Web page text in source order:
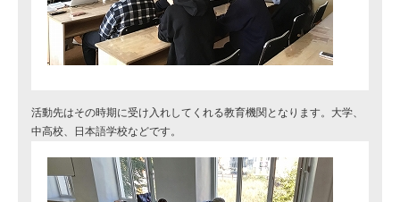
活動先はその時期に受け入れしてくれる教育機関となります。大学、
中高校、日本語学校などです。